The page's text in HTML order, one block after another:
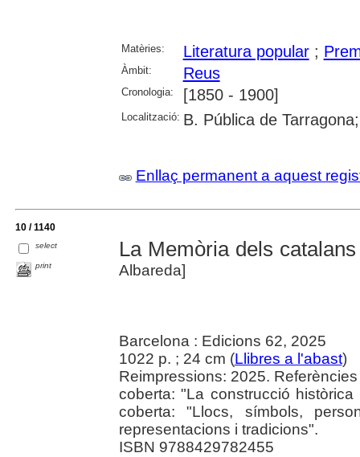
Matèries: Literatura popular;
Àmbit: Reus
Cronologia: [1850 - 1900]
Localització: B. Pública de
Enllaç permanent a aquest
10 / 1140
select
print
La Memòria dels catalans
Albareda]
Barcelona : Edicions 62, 2025
1022 p. ; 24 cm (Llibres a l'abast)
Reimpressions: 2025.
coberta: "La construcció
coberta: "Llocs, símbols,
representacions i tradicions".
ISBN 9788429782455